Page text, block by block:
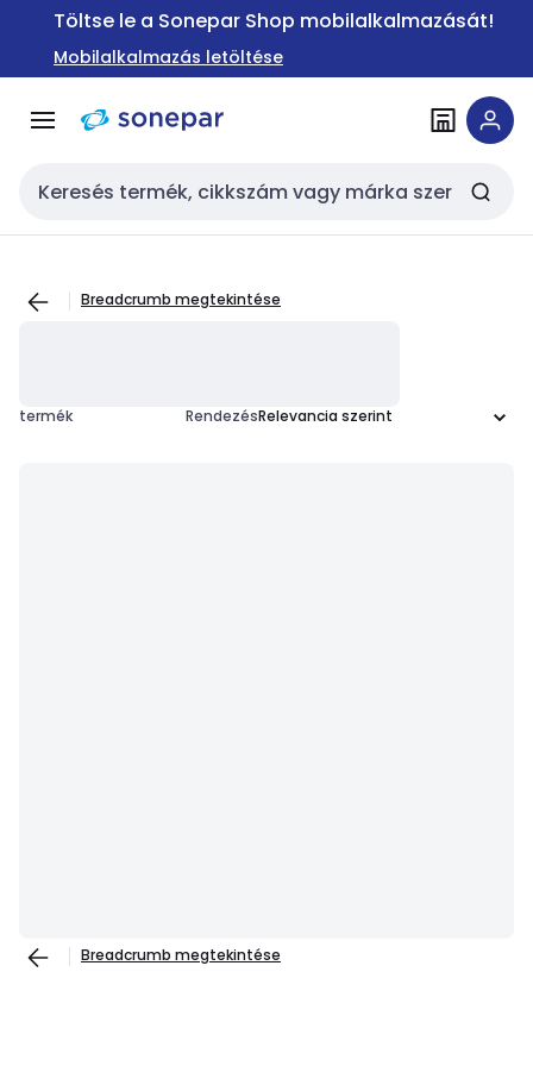
Ugrás a
Ugrás a
tartalomra
Töltse le a Sonepar Shop mobilalkalmazását!
Mobilalkalmazás letöltése
Keresési bemenet
Breadcrumb megtekintése
termék Rendezés
Breadcrumb megtekintése